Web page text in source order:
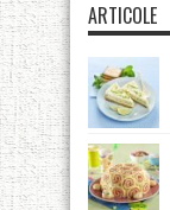
ARTICOLE